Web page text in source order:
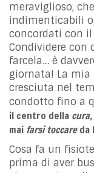
meraviglioso,
indimenticabili
concordati con
Condividere con
farcela… è
giornata! La mia
cresciuta nel
condotto fino a
il centro della cura,
mai farsi toccareda
Cosa fa un
prima di aver